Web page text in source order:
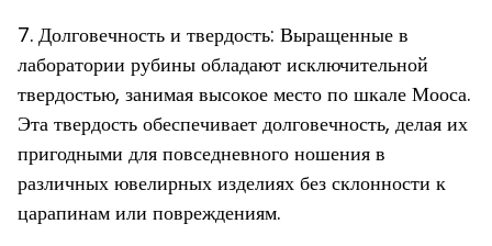
7. Долговечность и твердость: Выращенные в
лаборатории рубины обладают исключительной
твердостью, занимая высокое место по шкале Мооса.
Эта твердость обеспечивает долговечность, делая их
пригодными для повседневного ношения в
различных ювелирных изделиях без склонности к
царапинам или повреждениям.